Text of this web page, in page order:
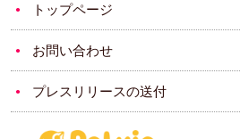
トップページ
お問い合わせ
プレスリリースの送付